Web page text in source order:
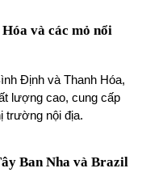
và các mỏ nổi
Định và Thanh Hóa,
lượng cao, cung cấp
trường nội địa.
Ban Nha và Brazil